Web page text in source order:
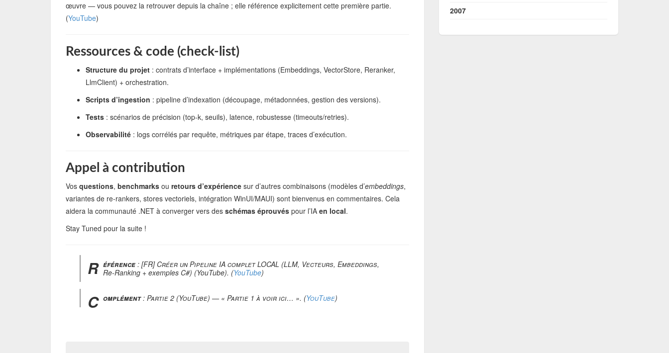
œuvre — vous pouvez la retrouver depuis la chaîne ; elle référence explicitement cette première partie.
(YouTube)
Ressources & code (check-list)
Structure du projet : contrats d’interface + implémentations (Embeddings, VectorStore, Reranker,
LlmClient) + orchestration.
Scripts d’ingestion : pipeline d’indexation (découpage, métadonnées, gestion des versions).
Tests : scénarios de précision (top-k, seuils), latence, robustesse (timeouts/retries).
Observabilité : logs corrélés par requête, métriques par étape, traces d’exécution.
Appel à contribution
Vos questions, benchmarks ou retours d’expérience sur d’autres combinaisons (modèles d’embeddings,
variantes de re-rankers, stores vectoriels, intégration WinUI/MAUI) sont bienvenus en commentaires. Cela
aidera la communauté .NET à converger vers des schémas éprouvés pour l’IA en local.
Stay Tuned pour la suite !
R éférence : [FR] Créer un Pipeline IA complet LOCAL (LLM, Vecteurs, Embeddings,
Re-Ranking + exemples C#) (YouTube). (YouTube)
C omplément: Partie 2 (YouTube) — « Partie 1 à voir ici… ». (YouTube)
2007